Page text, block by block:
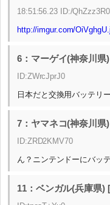
18:51:56.23 ID:/QhZzz3R0
http://imgur.com/
6：マーゲイ(神奈川県
ID:ZWrcJprJ0
日本だと交換用バッテリ
7：ヤマネコ(神奈川県
ID:ZRD2KMV70
ん？ニンテンドーにバッ
11：ベンガル(兵庫県)